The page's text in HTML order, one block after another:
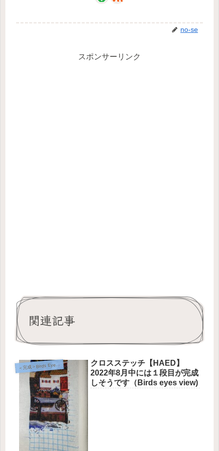
no-se
スポンサーリンク
関連記事
＜完成＞Birds Eye View【Heaven and Earth Designs】
クロスステッチ【HAED】
2022年8月中には１段目が完成
しそうです（Birds eyes view)